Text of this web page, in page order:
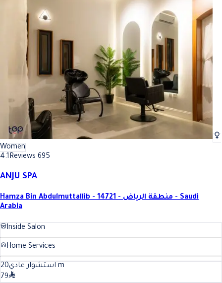
Women
4.1Reviews 695
ANJU SPA
Hamza Bin Abdulmuttallib - 14721 - منطقة الرياض - Saudi
Arabia
Inside Salon
Home Services
استشوار عادي20
m
79